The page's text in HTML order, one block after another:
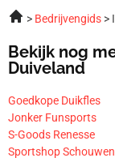
Bedrijvengids
Bekijk nog
Duiveland
Goedkope Duikfles
Jonker Funsports
S-Goods Renesse
Sportshop